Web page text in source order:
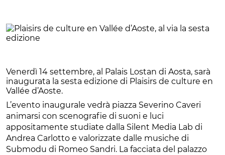
Venerdì 14 settembre, al Palais Lostan di Aosta, sarà
inaugurata la sesta edizione di Plaisirs de culture en
Vallée d’Aoste.
L’evento inaugurale vedrà piazza Severino Caveri
animarsi con scenografie di suoni e luci
appositamente studiate dalla Silent Media Lab di
Andrea Carlotto e valorizzate dalle musiche di
Submodu di Romeo Sandri. La facciata del palazzo